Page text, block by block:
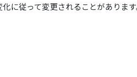
に従って変更されることがありま